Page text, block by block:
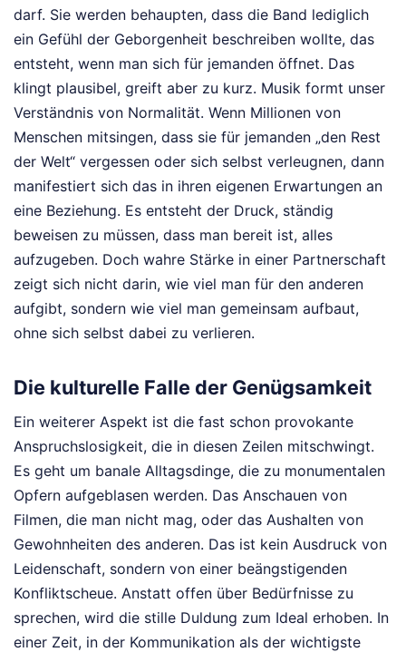
darf. Sie werden behaupten, dass die Band lediglich
ein Gefühl der Geborgenheit beschreiben wollte, das
entsteht, wenn man sich für jemanden öffnet. Das
klingt plausibel, greift aber zu kurz. Musik formt unser
Verständnis von Normalität. Wenn Millionen von
Menschen mitsingen, dass sie für jemanden „den Rest
der Welt“ vergessen oder sich selbst verleugnen, dann
manifestiert sich das in ihren eigenen Erwartungen an
eine Beziehung. Es entsteht der Druck, ständig
beweisen zu müssen, dass man bereit ist, alles
aufzugeben. Doch wahre Stärke in einer Partnerschaft
zeigt sich nicht darin, wie viel man für den anderen
aufgibt, sondern wie viel man gemeinsam aufbaut,
ohne sich selbst dabei zu verlieren.
Die kulturelle Falle der Genügsamkeit
Ein weiterer Aspekt ist die fast schon provokante
Anspruchslosigkeit, die in diesen Zeilen mitschwingt.
Es geht um banale Alltagsdinge, die zu monumentalen
Opfern aufgeblasen werden. Das Anschauen von
Filmen, die man nicht mag, oder das Aushalten von
Gewohnheiten des anderen. Das ist kein Ausdruck von
Leidenschaft, sondern von einer beängstigenden
Konfliktscheue. Anstatt offen über Bedürfnisse zu
sprechen, wird die stille Duldung zum Ideal erhoben. In
einer Zeit, in der Kommunikation als der wichtigste